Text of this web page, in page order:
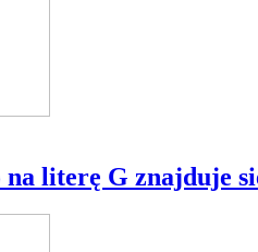
literę G znajduje